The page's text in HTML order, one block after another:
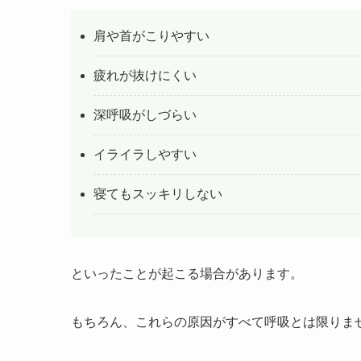
肩や首がこりやすい
疲れが抜けにくい
深呼吸がしづらい
イライラしやすい
寝てもスッキリしない
といったことが起こる場合があります。
もちろん、これらの原因がすべて呼吸とは限りま